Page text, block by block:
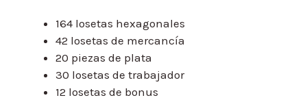
164 losetas hexagonales
42 losetas de mercancía
20 piezas de plata
30 losetas de trabajador
12 losetas de bonus